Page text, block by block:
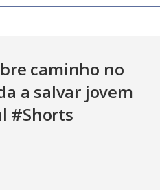
caminho no
a salvar jovem
#Shorts